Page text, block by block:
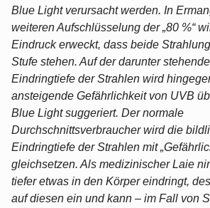
Blue Light verursacht werden. In
weiteren Aufschlüsselung der „80 %“
Eindruck erweckt, dass beide
Stufe stehen. Auf der darunter
Eindringtiefe der Strahlen wird
ansteigende Gefährlichkeit von UVB
Blue Light suggeriert. Der normale
Durchschnittsverbraucher wird die
Eindringtiefe der Strahlen mit
gleichsetzen. Als medizinischer Laie
tiefer etwas in den Körper eindringt,
auf diesen ein und kann – im Fall von